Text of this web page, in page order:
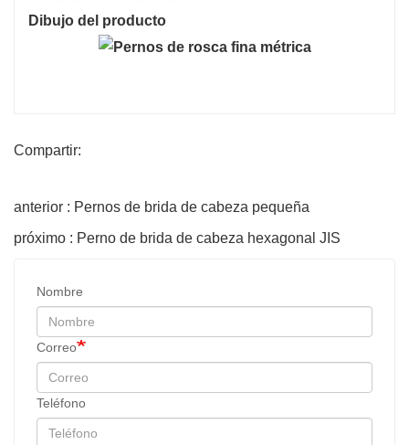
Dibujo del producto
Compartir:
anterior : Pernos de brida de cabeza pequeña
próximo : Perno de brida de cabeza hexagonal JIS
Nombre
Correo
Teléfono